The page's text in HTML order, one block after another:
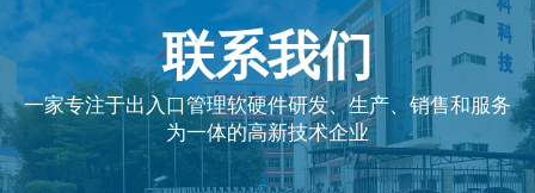
联系我们
一家专注于出入口管理软硬件研发、生产、销售和服务
为一体的高新技术企业